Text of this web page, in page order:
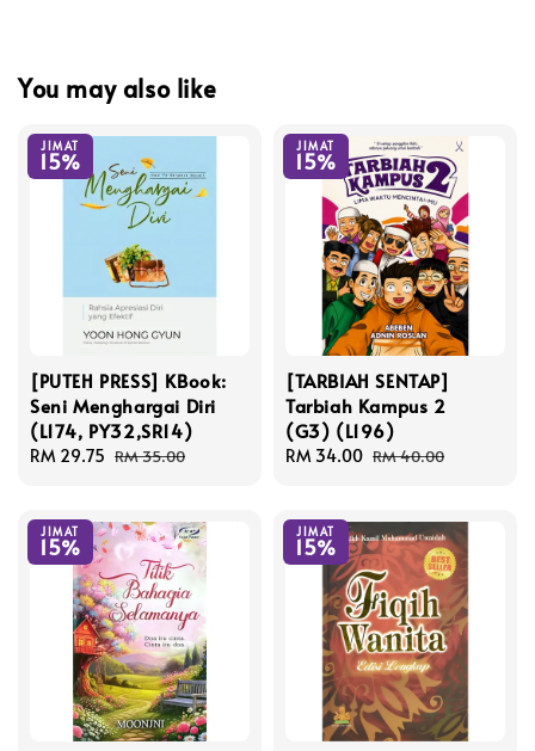
You may also like
JIMAT
15%
[PUTEH PRESS] KBook:
Seni Menghargai Diri
(L174, PY32,SR14)
Sale
RM 29.75 Regular
RM 35.00
JIMAT
15%
[TARBIAH SENTAP]
Tarbiah Kampus 2
(G3) (L196)
Sale
RM 34.00 Regular
RM 40.00
JIMAT
15%
JIMAT
15%